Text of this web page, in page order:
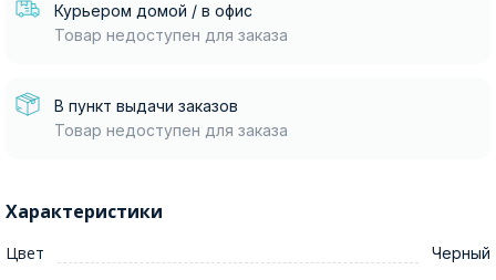
Курьером домой / в офис
Товар недоступен для заказа
В пункт выдачи заказов
Товар недоступен для заказа
Характеристики
Цвет Черный